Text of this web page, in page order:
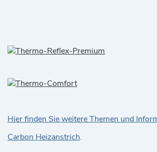
Hier finden Sie weitere Themen und
Carbon Heizanstrich.